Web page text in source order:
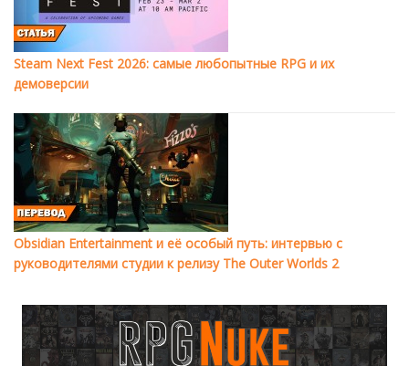
Steam Next Fest 2026: самые любопытные RPG и их
демоверсии
Obsidian Entertainment и её особый путь: интервью с
руководителями студии к релизу The Outer Worlds 2